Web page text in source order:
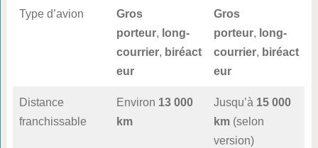
Type d’avion
Gros
porteur, long-
courrier, biréact
eur
Gros
porteur, long-
courrier, biréact
eur
Distance
franchissable
Environ 13 000
km
Jusqu’à 15 000
km(selon
version)